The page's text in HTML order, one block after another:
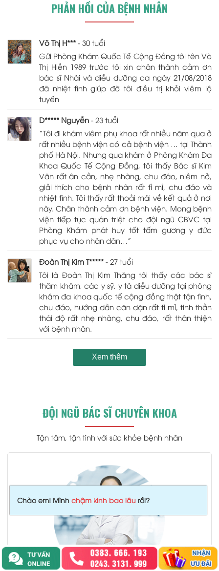
PHẢN HỒI CỦA BỆNH NHÂN
Võ Thị H*** - 30 tuổi
Gửi Phòng Khám Quốc Tế Cộng Đồng tôi tên Võ
Thị Hiền 1989 trước tôi xin chân thành cảm ơn
bác sĩ Nhài và điều dưỡng ca ngày 21/08/2018
đã nhiệt tình giúp đỡ tôi điều trị khỏi viêm lộ
tuyến
D***** Nguyễn - 23 tuổi
“Tôi đi khám viêm phụ khoa rất nhiều năm qua ở
rất nhiều bệnh viện có cả bệnh viện … tại Thành
phố Hà Nội. Nhưng qua khám ở Phòng Khám Đa
Khoa Quốc Tế Cộng Đồng, tôi thấy Bác sĩ Kim
Vân rất ân cần, nhẹ nhàng, chu đáo, niềm nở,
giải thích cho bệnh nhân rất tỉ mỉ, chu đáo và
nhiệt tình. Tôi thấy rất thoải mái về kết quả ở nơi
này. Chân thành cảm ơn bệnh viện. Mong bệnh
viện tiếp tục quán triệt cho đội ngũ CBVC tại
Phòng Khám phát huy tốt tấm gương y đức
phục vụ cho nhân dân…”
Đoàn Thị Kim T***** - 27 tuổi
Tôi là Đoàn Thị Kim Thăng tôi thấy các bác sĩ
thăm khám, các y sỹ, y tá điều dưỡng tại phòng
khám đa khoa quốc tế cộng đồng thật tận tình,
chu đáo, hướng dẫn căn dặn rất tỉ mỉ, tinh thần
thái độ rất nhẹ nhàng, chu đáo, rất thân thiện
với bệnh nhân.
Xem thêm
ĐỘI NGŨ BÁC SĨ CHUYÊN KHOA
Tận tâm, tận tình với sức khỏe bệnh nhân
Chào em! Mình chậm kinh bao lâurồi?